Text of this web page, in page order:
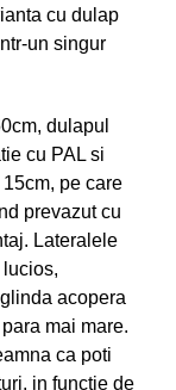
cu dulap
un singur
dulapul
cu PAL si
pe care
prevazut cu
Lateralele
acopera
mai mare.
ca poti
in functie de